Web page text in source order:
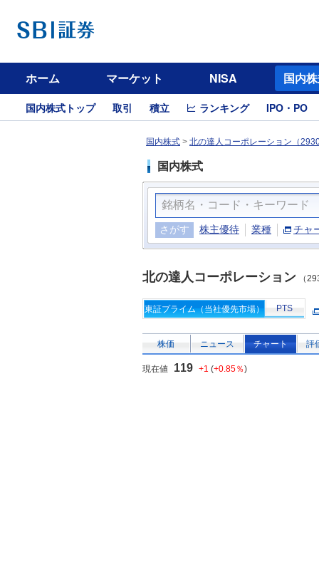
ホーム マーケット NISA 国内
国内株式トップ 取引 積立 ランキング IPO・PO
国内株式 > 北の達人コーポレーション（
国内株式
さがす 株主優待 業種 チャ
北の達人コーポレーション （
東証プライム（当社優先市場） PTS
株価 ニュース チャート 評
現在値 119 +1 (+0.85％)